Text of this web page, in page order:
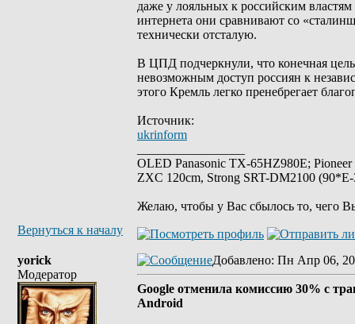
даже у лояльных к российским
интернета они сравнивают со
технически отсталую.
В ЦПД подчеркнули, что конечная
невозможным доступ россиян к
этого Кремль легко пренебрегает
Источник:
ukrinform
OLED Panasonic TX-65HZ980E;
ZXC 120cm, Strong SRT-DM2100
Желаю, чтобы у Вас сбылось то, чего
Вернуться к началу
yorick
Модератор
Добавлено: Пн Апр 06,
Google отменила комиссию 30% с
Android